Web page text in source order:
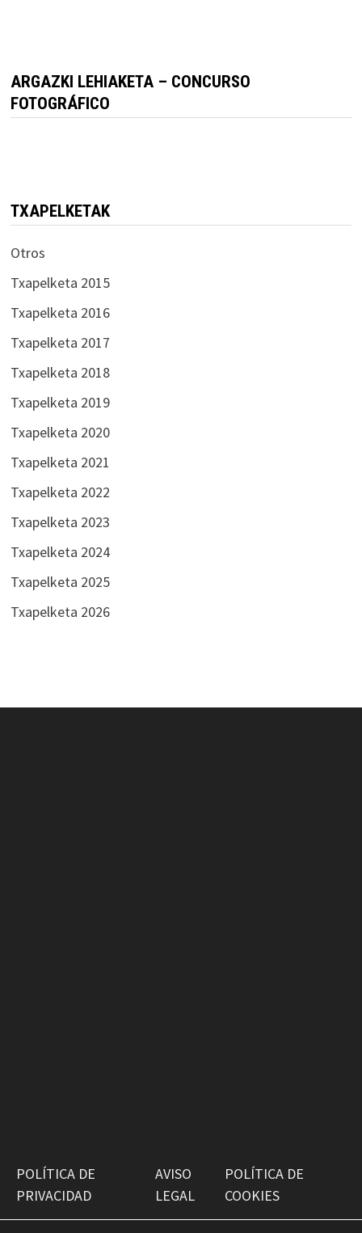
ARGAZKI LEHIAKETA – CONCURSO
FOTOGRÁFICO
TXAPELKETAK
Otros
Txapelketa 2015
Txapelketa 2016
Txapelketa 2017
Txapelketa 2018
Txapelketa 2019
Txapelketa 2020
Txapelketa 2021
Txapelketa 2022
Txapelketa 2023
Txapelketa 2024
Txapelketa 2025
Txapelketa 2026
POLÍTICA DE
PRIVACIDAD
AVISO
LEGAL
POLÍTICA DE
COOKIES